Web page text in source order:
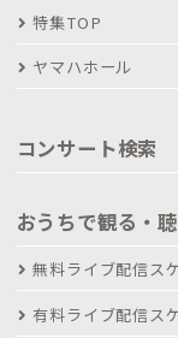
特集TOP
ヤマハホール
コンサート検索
おうちで観る・
無料ライブ配信ス
有料ライブ配信ス